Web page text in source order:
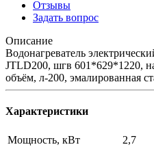
Отзывы
Задать вопрос
Описание
Водонагреватель
JTLD200, шгв 601*629*1220,
объём, л-200, эмалированная
Характеристики
Мощность, кВт
2,7